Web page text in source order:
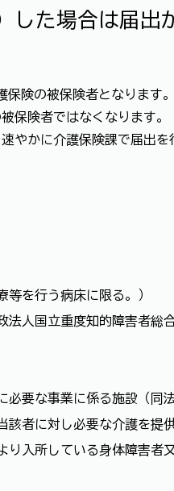
した場合は届出
険の被保険者となります
保険者ではなくなります
やかに介護保険課で届出を
を行う病床に限る。）
人国立重度知的障害者総
要な事業に係る施設（同
者に対し必要な介護を提
入所している身体障害者